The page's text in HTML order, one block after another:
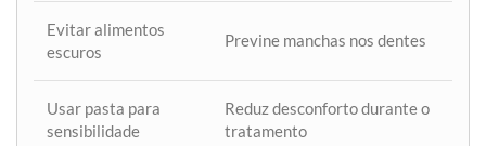
Evitar alimentos
escuros
Previne manchas nos dentes
Usar pasta para
sensibilidade
Reduz desconforto durante o
tratamento